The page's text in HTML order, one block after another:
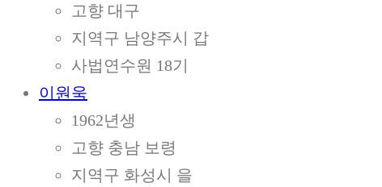
고향 대구
지역구 남양주시 갑
사법연수원 18기
이원욱
1962년생
고향 충남 보령
지역구 화성시 을